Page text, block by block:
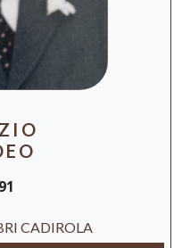
91
CADIROLA